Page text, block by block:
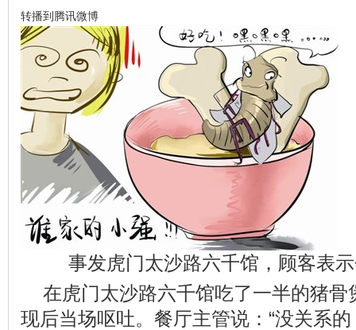
转播到腾讯微博
事发虎门太沙路六千馆，顾客表
在虎门太沙路六千馆吃了一半的猪骨
现后当场呕吐。餐厅主管说：“没关系